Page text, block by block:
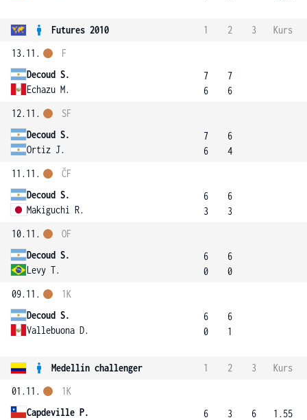
Futures 2010 1 2 3
Kurs
13.11.
Decoud S.
Echazu M.
F
7
6
7
6
12.11.
Decoud S.
Ortiz J.
SF
7
6
6
4
11.11.
Decoud S.
Makiguchi R.
ČF
6
3
6
3
10.11.
Decoud S.
Levy T.
OF
6
0
6
0
09.11.
Decoud S.
Vallebuona D.
1K
6
0
6
1
Medellín challenger 1 2 3
Kurs
01.11.
Capdeville P.
1K
6
3
6
1.55